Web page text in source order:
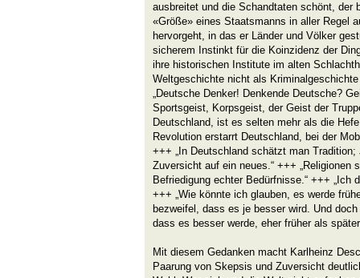
ausbreitet und die Schandtaten schönt, der
«Größe» eines Staatsmanns in aller Regel
hervorgeht, in das er Länder und Völker
sicherem Instinkt für die Koinzidenz der
ihre historischen Institute im alten
Weltgeschichte nicht als
„Deutsche Denker! Denkende Deutsche?
Sportsgeist, Korpsgeist, der Geist der
Deutschland, ist es selten mehr als die
Revolution erstarrt Deutschland, bei der
+++ „In Deutschland schätzt man
Zuversicht auf ein neues.“ +++ „Religionen
Befriedigung echter Bedürfnisse.“ +++ „Ich
+++ „Wie könnte ich glauben, es werde
bezweifel, dass es je besser wird. Und
dass es besser werde, eher früher als
Mit diesem Gedanken macht Karlheinz
Paarung von Skepsis und Zuversicht